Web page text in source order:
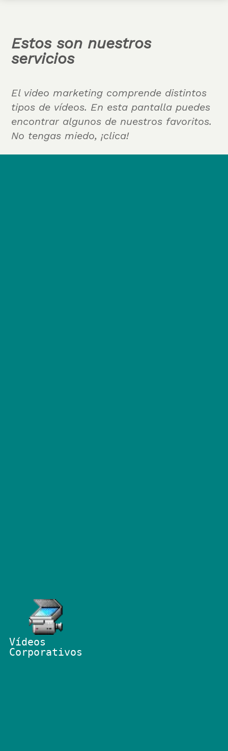
Estos son nuestros
servicios
El video marketing comprende distintos
tipos de vídeos. En esta pantalla puedes
encontrar algunos de nuestros favoritos.
No tengas miedo, ¡clica!
Vídeos
Corporativos